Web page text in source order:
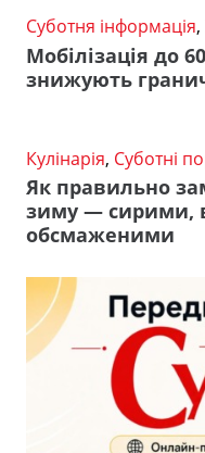
Суботня інформація,
Мобілізація до
знижують
Кулінарія, Суботні
Як правильно
зиму — сирими,
обсмаженими